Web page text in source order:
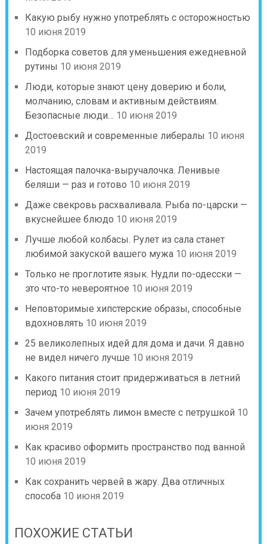
Какую рыбу нужно употреблять с осторожностью
10 июня 2019
Подборка советов для уменьшения ежедневной
рутины 10 июня 2019
Люди, которые знают цену доверию и боли,
молчанию, словам и активным действиям.
Безопасные люди… 10 июня 2019
Достоевский и современные либералы 10 июня
2019
Настоящая палочка-выручалочка. Ленивые
беляши — раз и готово 10 июня 2019
Даже свекровь расхваливала. Рыба по-царски —
вкуснейшее блюдо 10 июня 2019
Лучше любой колбасы. Рулет из сала станет
любимой закуской вашего мужа 10 июня 2019
Только не проглотите язык. Нудли по-одесски —
это что-то невероятное 10 июня 2019
Неповторимые хипстерские образы, способные
вдохновлять 10 июня 2019
25 великолепных идей для дома и дачи. Я давно
не видел ничего лучше 10 июня 2019
Какого питания стоит придерживаться в летний
период 10 июня 2019
Зачем употреблять лимон вместе с петрушкой 10
июня 2019
Как красиво оформить пространство под ванной
10 июня 2019
Как сохранить червей в жару. Два отличных
способа 10 июня 2019
ПОХОЖИЕ СТАТЬИ